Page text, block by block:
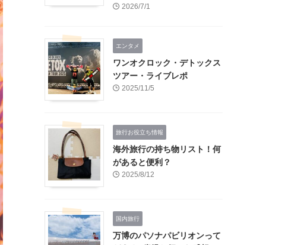
2026/7/1
エンタメ
ワンオクロック・デトックス
ツアー・ライブレポ
2025/11/5
旅行お役立ち情報
海外旅行の持ち物リスト！何
があると便利？
2025/8/12
国内旅行
万博のパソナパビリオンって